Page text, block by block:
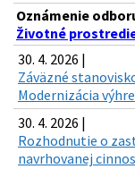
Oznámenie
Životné
30. 4. 2026 |
Záväzné
Modernizácia
30. 4. 2026 |
Rozhodnutie o
navrhovanej